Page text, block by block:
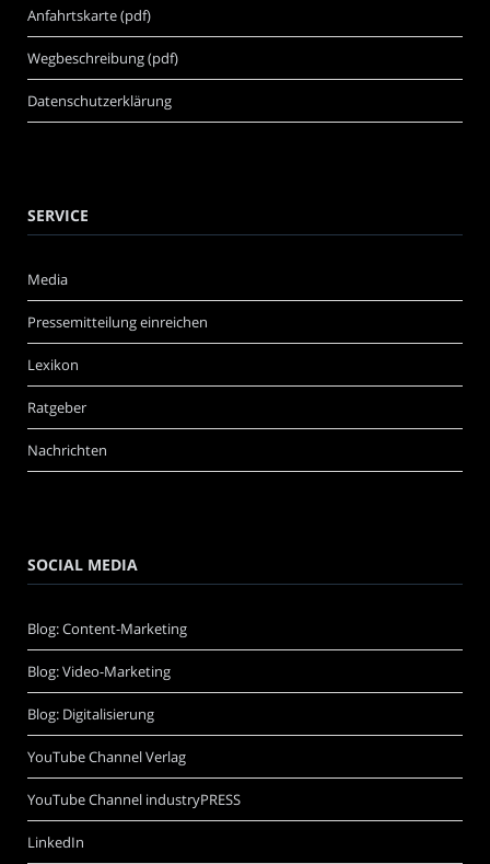
Anfahrtskarte (pdf)
Wegbeschreibung (pdf)
Datenschutzerklärung
SERVICE
Media
Pressemitteilung einreichen
Lexikon
Ratgeber
Nachrichten
SOCIAL MEDIA
Blog: Content-Marketing
Blog: Video-Marketing
Blog: Digitalisierung
YouTube Channel Verlag
YouTube Channel industryPRESS
LinkedIn